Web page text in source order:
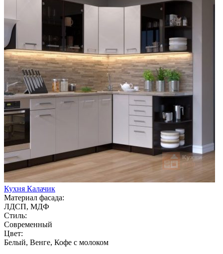
Кухня Калачик
Материал фасада:
ЛДСП, МДФ
Стиль:
Современный
Цвет:
Белый, Венге, Кофе с молоком